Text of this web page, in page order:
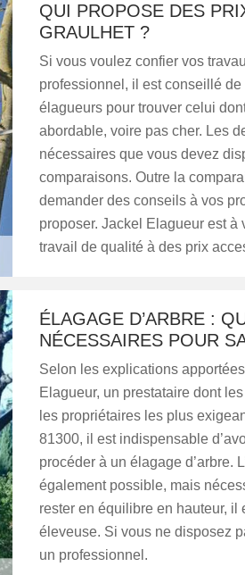
QUI PROPOSE DES
GRAULHET ?
Si vous voulez confier vos
professionnel, il est conseillé
élagueurs pour trouver celui
abordable, voire pas cher. Les
nécessaires que vous devez
comparaisons. Outre la
demander des conseils à vos
proposer. Jackel Elagueur est
travail de qualité à des prix
ÉLAGAGE D’ARBRE :
NÉCESSAIRES POUR
Selon les explications
Elagueur, un prestataire dont
les propriétaires les plus
81300, il est indispensable
procéder à un élagage d’arbre.
également possible, mais
rester en équilibre en hauteur,
éleveuse. Si vous ne disposez
un professionnel.